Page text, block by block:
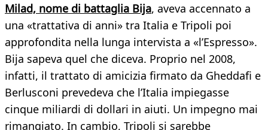
Milad, nome di battaglia Bija, aveva accennato a
una «trattativa di anni» tra Italia e Tripoli poi
approfondita nella lunga intervista a «l’Espresso».
Bija sapeva quel che diceva. Proprio nel 2008,
infatti, il trattato di amicizia firmato da Gheddafi e
Berlusconi prevedeva che l’Italia impiegasse
cinque miliardi di dollari in aiuti. Un impegno mai
rimangiato. In cambio, Tripoli si sarebbe